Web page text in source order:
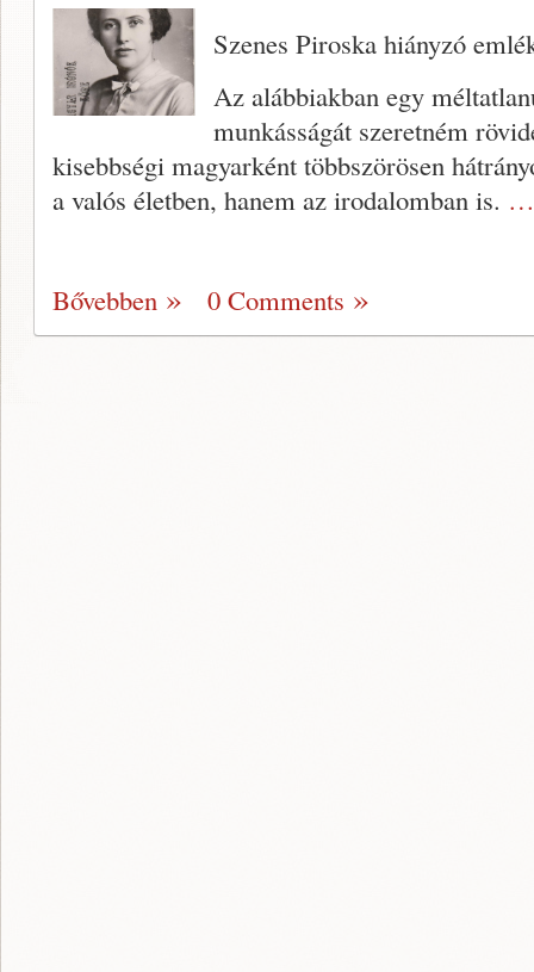
Szenes Piroska hiányzó
Az alábbiakban egy
munkásságát szeretném
kisebbségi magyarként többszörösen
a valós életben, hanem az irodalomban is. …
Bővebben 0 Comments